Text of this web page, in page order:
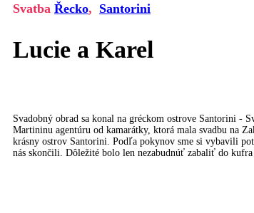
Svatba Řecko, Santorini
Lucie a Karel
Svadobný obrad sa konal na gréckom ostrove Santorini -
Martininu agentúru od kamarátky, ktorá mala svadbu na
krásny ostrov Santorini. Podľa pokynov sme si vybavili
nás skončili. Dôležité bolo len nezabudnúť zabaliť do